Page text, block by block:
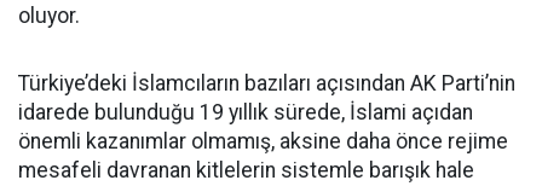
oluyor.
Türkiye’deki İslamcıların bazıları açısından AK Parti’nin
idarede bulunduğu 19 yıllık sürede, İslami açıdan
önemli kazanımlar olmamış, aksine daha önce rejime
mesafeli davranan kitlelerin sistemle barışık hale